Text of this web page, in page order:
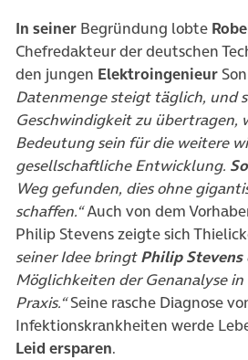
In seiner Begründung lobte
Chefredakteur der deutschen
den jungen Elektroingenieur
Datenmenge steigt täglich, und
Geschwindigkeit zu übertragen,
Bedeutung sein für die weitere
gesellschaftliche Entwicklung.
Weg gefunden, dies ohne
schaffen.“Auch von dem
Philip Stevens zeigte sich
seiner Idee bringtPhilip Stevens
Möglichkeiten der Genanalyse
Praxis.“Seine rasche Diagnose
Infektionskrankheiten werde
Leid ersparen.